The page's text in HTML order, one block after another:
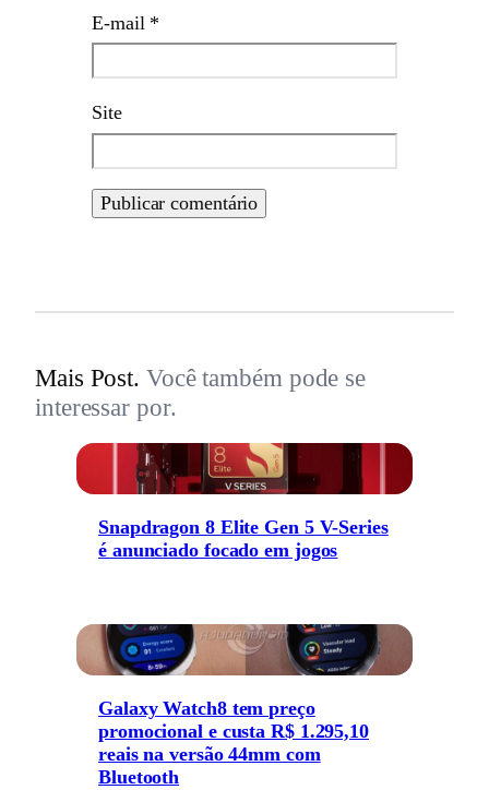
E-mail *
Site
Mais Post. Você também pode se
interessar por.
Snapdragon 8 Elite Gen 5 V-Series
é anunciado focado em jogos
Galaxy Watch8 tem preço
promocional e custa R$ 1.295,10
reais na versão 44mm com
Bluetooth